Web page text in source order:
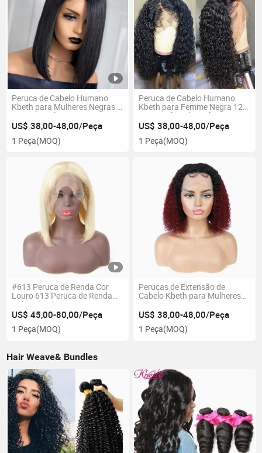
Peruca de Cabelo Humano
Kbeth para Mulheres Negras e
Meninas Beleza Lace
Completa Atacado 14
Polegada Remy Liso Estilo
Bob Curto Peruca Frontal
com Cabelo de Bebê
US$ 38,00-48,00/Peça
1 Peça(MOQ)
Peruca de Cabelo Humano
Kbeth para Femme Negra 12
14 16 Polegada Kinly
Cacheado Charmoso Macio
Bouncy Brasileiro Curto Bob
2021 Moda de Verão
US$ 38,00-48,00/Peça
1 Peça(MOQ)
#613 Peruca de Renda Cor
Louro 613 Peruca de Renda
Bob Colorida Lisa 613 Perucas
de Renda Completa HD
Fechamento de Renda
Pacotes de Cabelo para 613
US$ 45,00-80,00/Peça
1 Peça(MOQ)
Perucas de Extensão de
Cabelo Kbeth para Mulheres
Presente 2021 Verão Curto
Legal Macio Respirável
Vermelho Marrom Dourado
Verde Roxo Cinza Cor Sexy
US$ 38,00-48,00/Peça
1 Peça(MOQ)
Hair Weave& Bundles